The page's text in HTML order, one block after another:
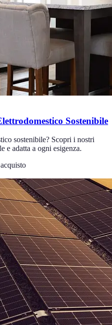
Sostenibile
sostenibile? Scopri i nostri
e adatta a ogni esigenza.